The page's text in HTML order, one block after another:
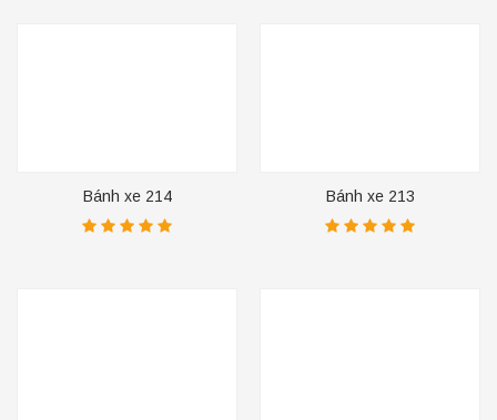
Bánh xe 214 Bánh xe 213